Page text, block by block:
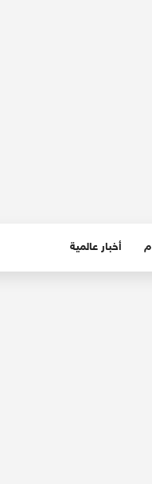
أخبار عالمية